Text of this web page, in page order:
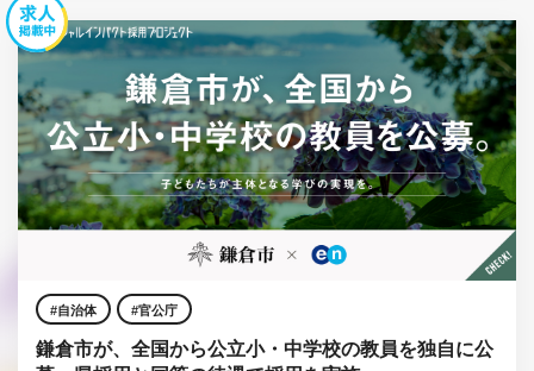
自治体 官公庁
鎌倉市が、全国から公立小・中学校の教員を独自に公